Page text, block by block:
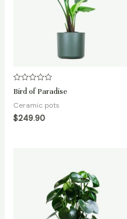
Avaliação
0
de
5
Bird of Paradise
Ceramic pots
$249.90